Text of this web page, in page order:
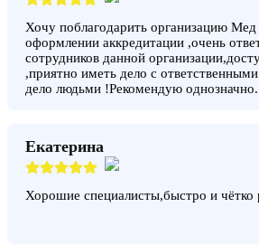
Хочу поблагодарить организацию
оформлении аккредитации ,очень
сотрудников данной
,приятно иметь дело с
дело людьми !Рекомендую однозначно.
Екатерина
Хорошие специалисты,быстро и чётко